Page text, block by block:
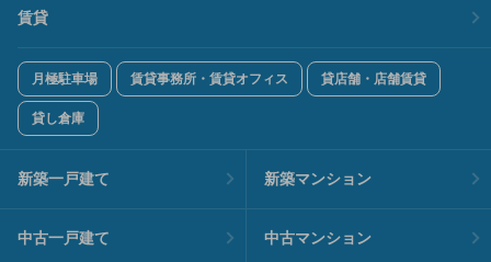
賃貸
月極駐車場 賃貸事務所・賃貸オフィス 貸店舗・店舗賃貸
貸し倉庫
新築一戸建て 新築マンション
中古一戸建て 中古マンション